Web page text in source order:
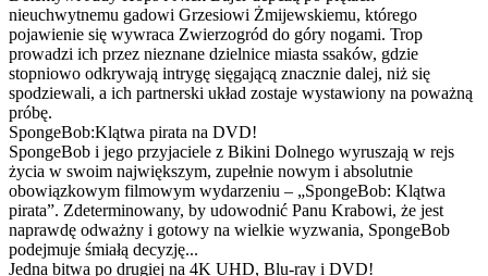
nieuchwytnemu gadowi Grzesiowi Żmijewskiemu, którego
pojawienie się wywraca Zwierzogród do góry nogami. Trop
prowadzi ich przez nieznane dzielnice miasta ssaków, gdzie
stopniowo odkrywają intrygę sięgającą znacznie dalej, niż się
spodziewali, a ich partnerski układ zostaje wystawiony na poważną
próbę.
SpongeBob:Klątwa pirata na DVD!
SpongeBob i jego przyjaciele z Bikini Dolnego wyruszają w rejs
życia w swoim największym, zupełnie nowym i absolutnie
obowiązkowym filmowym wydarzeniu – „SpongeBob: Klątwa
pirata”. Zdeterminowany, by udowodnić Panu Krabowi, że jest
naprawdę odważny i gotowy na wielkie wyzwania, SpongeBob
podejmuje śmiałą decyzję...
Jedna bitwa po drugiej na 4K UHD, Blu-ray i DVD!